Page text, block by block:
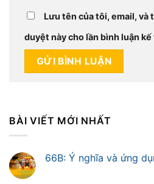
Lưu tên của tôi, email,
duyệt này cho lần bình luận
BÀI VIẾT MỚI NHẤT
66B: Ý nghĩa và ứng